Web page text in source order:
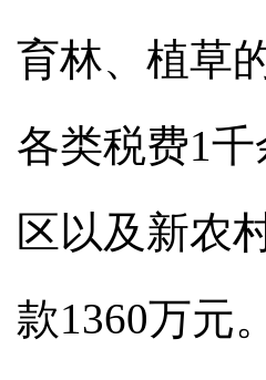
育林、植草
各类税费1
区以及新农
款1360万元